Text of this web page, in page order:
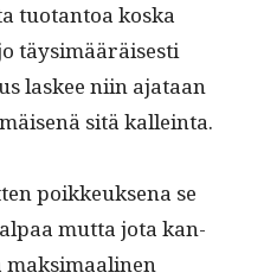
tuotan­toa kos­ka
täysimääräis­es­ti
las­kee niin ajataan
sitä kalleinta.
poikkeuk­se­na se
mut­ta jota kan­
mak­si­maa­li­nen